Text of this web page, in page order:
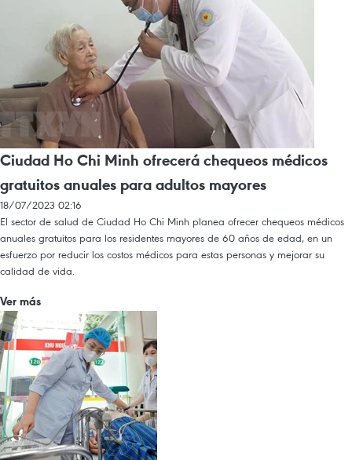
Ciudad Ho Chi Minh ofrecerá chequeos médicos
gratuitos anuales para adultos mayores
18/07/2023 02:16
El sector de salud de Ciudad Ho Chi Minh planea ofrecer chequeos médicos
anuales gratuitos para los residentes mayores de 60 años de edad, en un
esfuerzo por reducir los costos médicos para estas personas y mejorar su
calidad de vida.
Ver más